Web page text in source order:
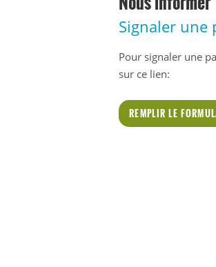
Signaler une
Pour signaler une
sur ce lien:
REMPLIR LE